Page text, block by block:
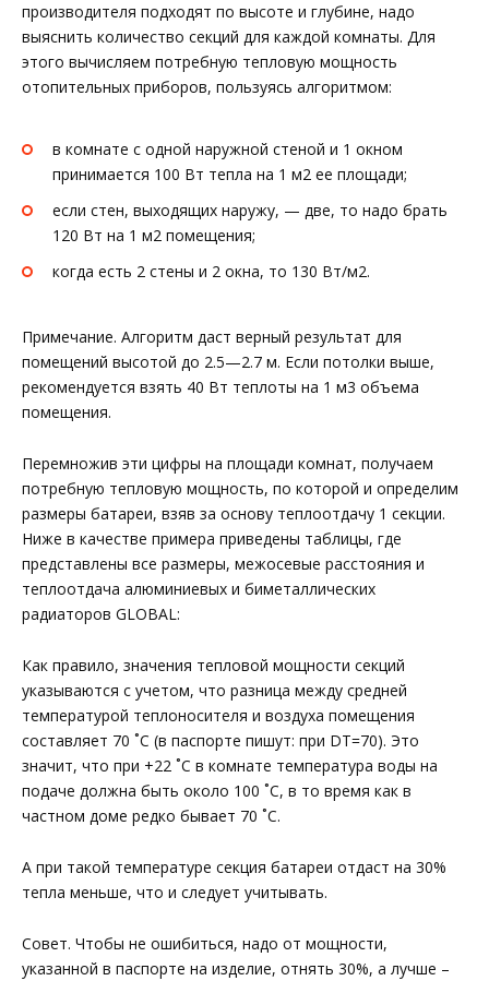
производителя подходят по высоте и глубине, надо
выяснить количество секций для каждой комнаты. Для
этого вычисляем потребную тепловую мощность
отопительных приборов, пользуясь алгоритмом:
в комнате с одной наружной стеной и 1 окном
принимается 100 Вт тепла на 1 м2 ее площади;
если стен, выходящих наружу, — две, то надо брать
120 Вт на 1 м2 помещения;
когда есть 2 стены и 2 окна, то 130 Вт/м2.
Примечание. Алгоритм даст верный результат для
помещений высотой до 2.5—2.7 м. Если потолки выше,
рекомендуется взять 40 Вт теплоты на 1 м3 объема
помещения.
Перемножив эти цифры на площади комнат, получаем
потребную тепловую мощность, по которой и определим
размеры батареи, взяв за основу теплоотдачу 1 секции.
Ниже в качестве примера приведены таблицы, где
представлены все размеры, межосевые расстояния и
теплоотдача алюминиевых и биметаллических
радиаторов GLOBAL:
Как правило, значения тепловой мощности секций
указываются с учетом, что разница между средней
температурой теплоносителя и воздуха помещения
составляет 70 ˚С (в паспорте пишут: при DT=70). Это
значит, что при +22 ˚С в комнате температура воды на
подаче должна быть около 100 ˚С, в то время как в
частном доме редко бывает 70 ˚С.
А при такой температуре секция батареи отдаст на 30%
тепла меньше, что и следует учитывать.
Совет. Чтобы не ошибиться, надо от мощности,
указанной в паспорте на изделие, отнять 30%, а лучше –